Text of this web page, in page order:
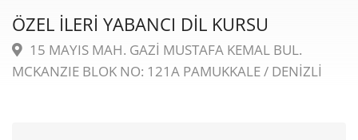
ÖZEL İLERİ YABANCI DİL KURSU
15 MAYIS MAH. GAZİ MUSTAFA KEMAL BUL.
MCKANZIE BLOK NO: 121A PAMUKKALE / DENİZLİ